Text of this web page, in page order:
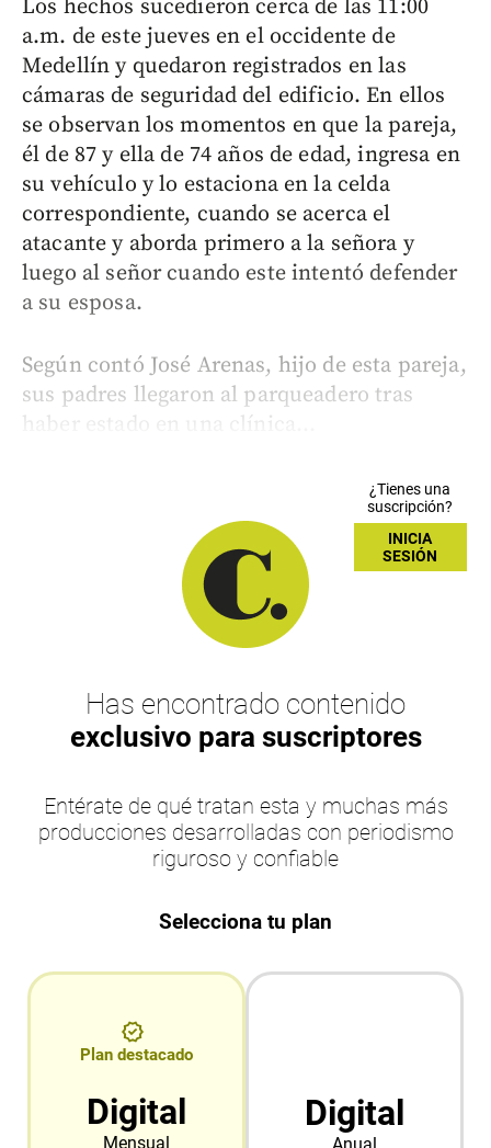
Los hechos sucedieron cerca de las 11:00
a.m. de este jueves en el occidente de
Medellín y quedaron registrados en las
cámaras de seguridad del edificio. En ellos
se observan los momentos en que la pareja,
él de 87 y ella de 74 años de edad, ingresa en
su vehículo y lo estaciona en la celda
correspondiente, cuando se acerca el
atacante y aborda primero a la señora y
luego al señor cuando este intentó defender
a su esposa.
Según contó José Arenas, hijo de esta pareja,
sus padres llegaron al parqueadero tras
haber estado en una clínica...
¿Tienes una
suscripción?
INICIA
SESIÓN
Has encontrado contenido
exclusivo para suscriptores
Entérate de qué tratan esta y muchas más
producciones desarrolladas con periodismo
riguroso y confiable
Selecciona tu plan
Plan destacado
Digital
Mensual
Digital
Anual